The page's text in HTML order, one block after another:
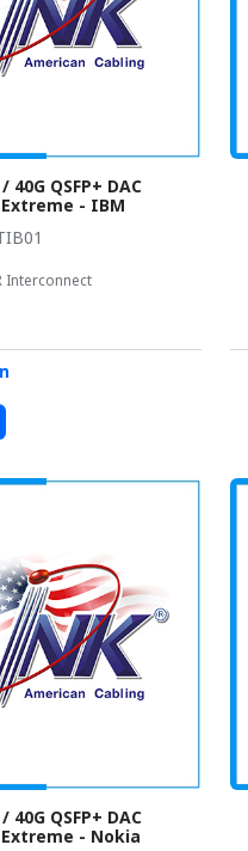
40G QSFP+ DAC
- IBM
Interconnect
40G QSFP+ DAC
- Nokia